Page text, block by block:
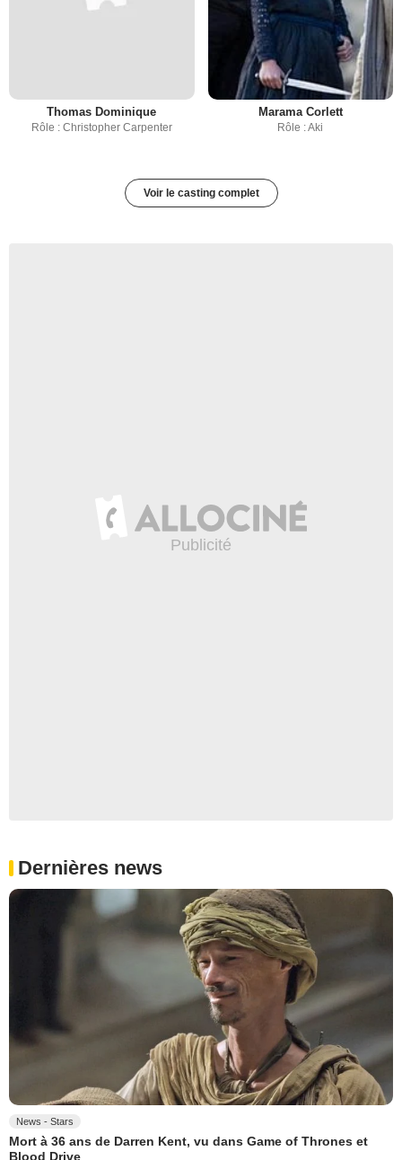
Thomas Dominique
Rôle : Christopher Carpenter
Marama Corlett
Rôle : Aki
Voir le casting complet
Dernières news
News - Stars
Mort à 36 ans de Darren Kent, vu dans Game of Thrones et
Blood Drive